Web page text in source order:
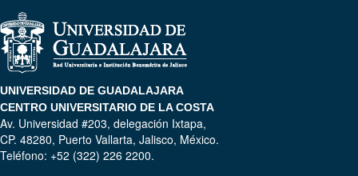
UNIVERSIDAD DE GUADALAJARA
CENTRO UNIVERSITARIO DE LA COSTA
Av. Universidad #203, delegación Ixtapa,
CP. 48280, Puerto Vallarta, Jalisco, México.
Teléfono: +52 (322) 226 2200.